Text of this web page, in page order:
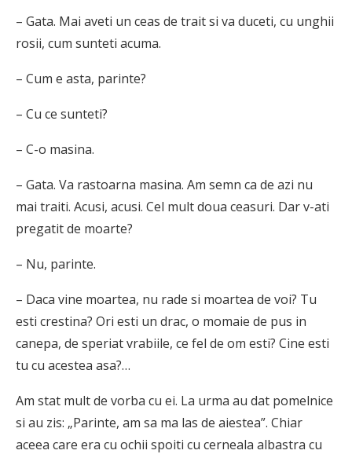
– Gata. Mai aveti un ceas de trait si va duceti, cu unghii
rosii, cum sunteti acuma.
– Cum e asta, parinte?
– Cu ce sunteti?
– C-o masina.
– Gata. Va rastoarna masina. Am semn ca de azi nu
mai traiti. Acusi, acusi. Cel mult doua ceasuri. Dar v-ati
pregatit de moarte?
– Nu, parinte.
– Daca vine moartea, nu rade si moartea de voi? Tu
esti crestina? Ori esti un drac, o momaie de pus in
canepa, de speriat vrabiile, ce fel de om esti? Cine esti
tu cu acestea asa?…
Am stat mult de vorba cu ei. La urma au dat pomelnice
si au zis: „Parinte, am sa ma las de aiestea”. Chiar
aceea care era cu ochii spoiti cu cerneala albastra cu